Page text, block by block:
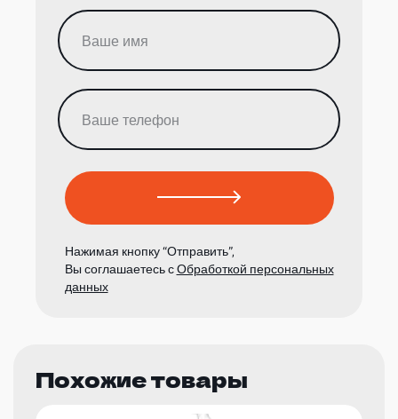
Нажимая кнопку “Отправить”,
Вы соглашаетесь сОбработкой персональных
данных
Похожие товары